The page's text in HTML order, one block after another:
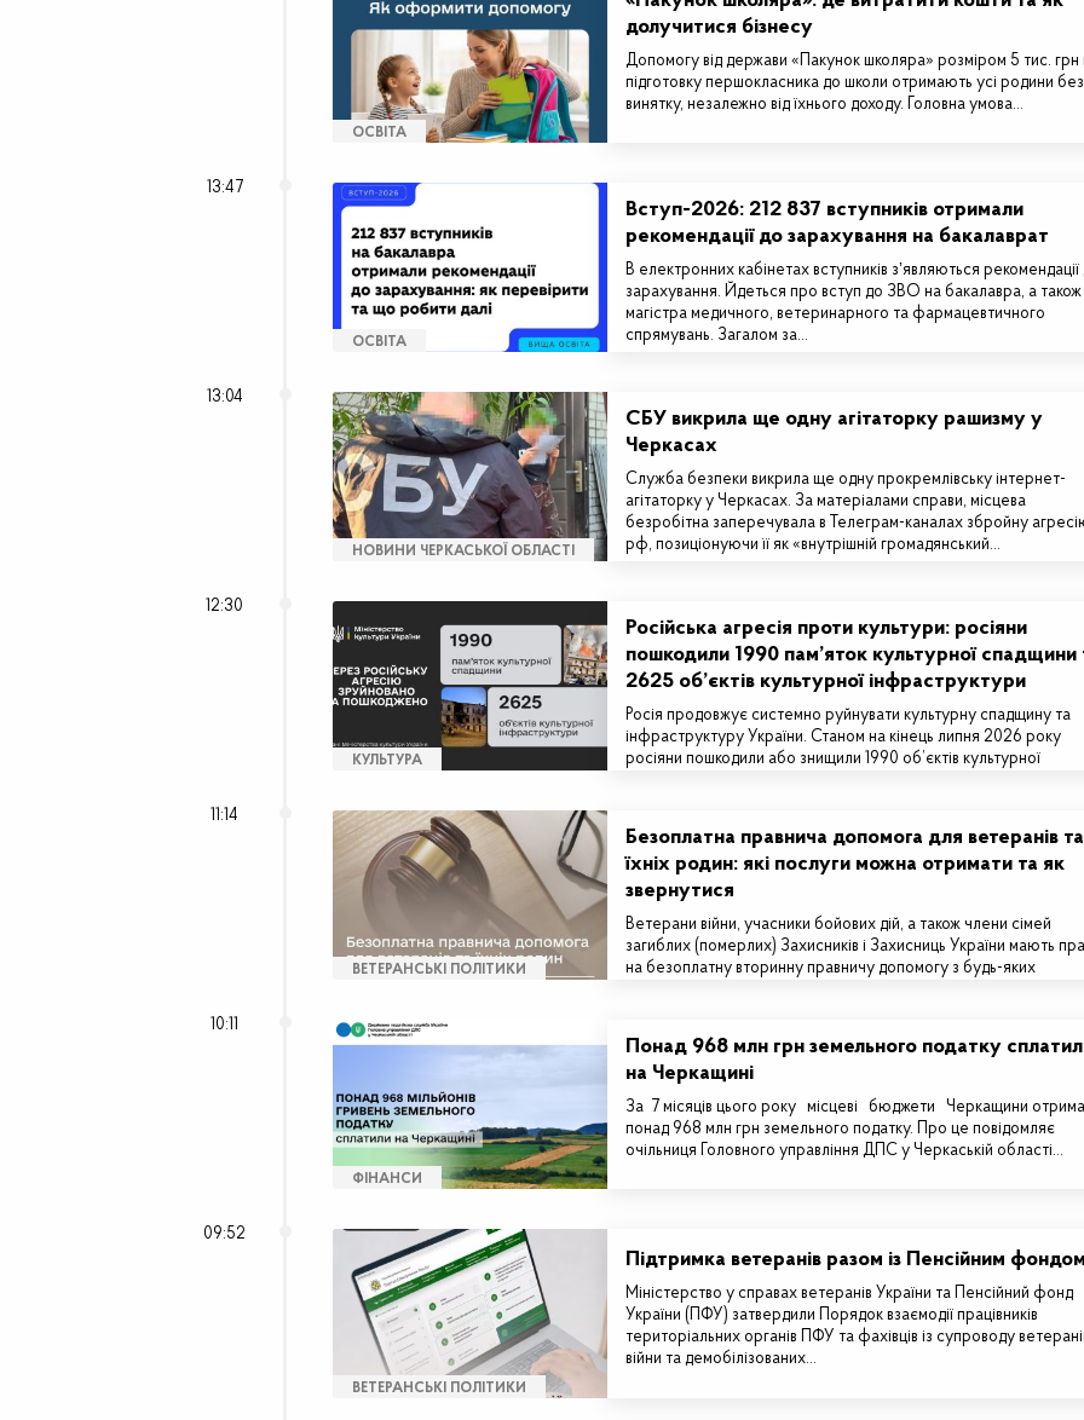
ОСВІТА
долучитися бізнесу
Допомогу від держави «Пакунок школяра» розміром 5 тис. грн
підготовку першокласника до школи отримають усі родини без
винятку, незалежно від їхнього доходу. Головна умова…
13:47
ОСВІТА
Вступ-2026: 212 837 вступників отримали
рекомендації до зарахування на бакалаврат
В електронних кабінетах вступників зʼявляються рекомендації
зарахування. Йдеться про вступ до ЗВО на бакалавра, а також
магістра медичного, ветеринарного та фармацевтичного
спрямувань. Загалом за…
13:04
НОВИНИ ЧЕРКАСЬКОЇ ОБЛАСТІ
СБУ викрила ще одну агітаторку рашизму у
Черкасах
Служба безпеки викрила ще одну прокремлівську інтернет-
агітаторку у Черкасах. За матеріалами справи, місцева
безробітна заперечувала в Телеграм-каналах збройну
рф, позиціонуючи її як «внутрішній громадянський…
12:30
КУЛЬТУРА
Російська агресія проти культури: росіяни
пошкодили 1990 пам’яток культурної спадщини
2625 об’єктів культурної інфраструктури
Росія продовжує системно руйнувати культурну спадщину та
інфраструктуру України. Станом на кінець липня 2026 року
росіяни пошкодили або знищили 1990 об’єктів культурної
11:14
ВЕТЕРАНСЬКІ ПОЛІТИКИ
Безоплатна правнича допомога для ветеранів та
їхніх родин: які послуги можна отримати та як
звернутися
Ветерани війни, учасники бойових дій, а також члени сімей
загиблих (померлих) Захисників і Захисниць України мають
на безоплатну вторинну правничу допомогу з будь-яких
10:11
ФІНАНСИ
Понад 968 млн грн земельного податку
на Черкащині
За 7 місяців цього року місцеві бюджети Черкащини
понад 968 млн грн земельного податку. Про це повідомляє
очільниця Головного управління ДПС у Черкаській області…
09:52
ВЕТЕРАНСЬКІ ПОЛІТИКИ
Підтримка ветеранів разом із Пенсійним
Міністерство у справах ветеранів України та Пенсійний фонд
України (ПФУ) затвердили Порядок взаємодії працівників
територіальних органів ПФУ та фахівців із супроводу
війни та демобілізованих…